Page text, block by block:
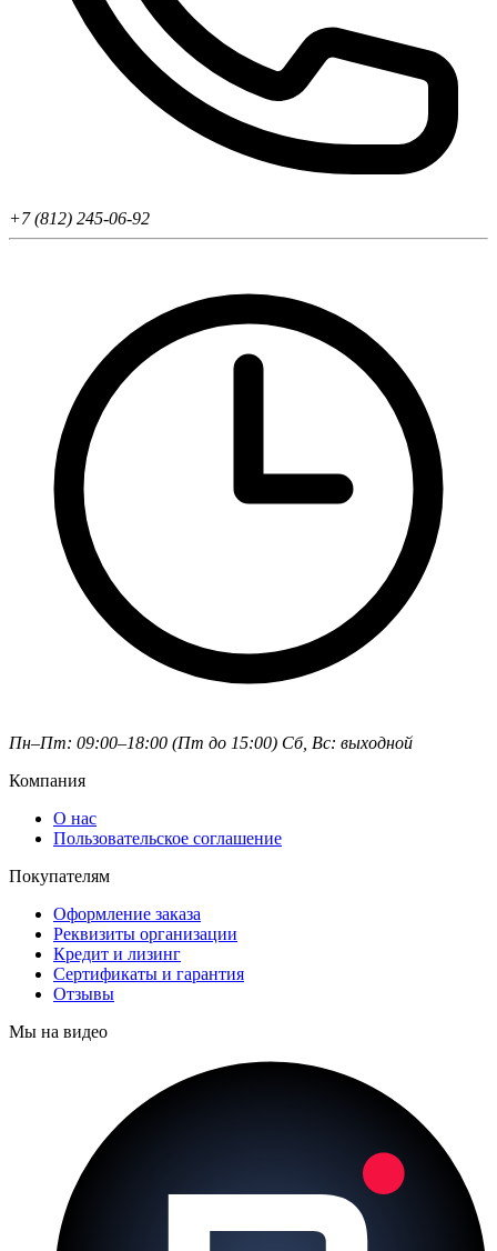
+7 (812) 245-06-92
Пн–Пт: 09:00–18:00 (Пт до 15:00) Сб, Вс: выходной
Компания
О нас
Пользовательское соглашение
Покупателям
Оформление заказа
Реквизиты организации
Кредит и лизинг
Сертификаты и гарантия
Отзывы
Мы на видео